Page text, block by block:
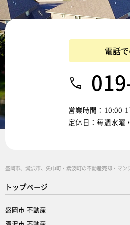
電話
営業時間：10:00-
定休日：毎週水曜
盛岡市、滝沢市、矢巾町・紫波町の不動産売却・マ
トップページ
盛岡市 不動産